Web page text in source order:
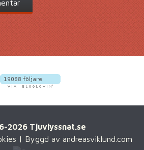
2026 Tjuvlyssnat.se
| Byggd av andreasviklund.com